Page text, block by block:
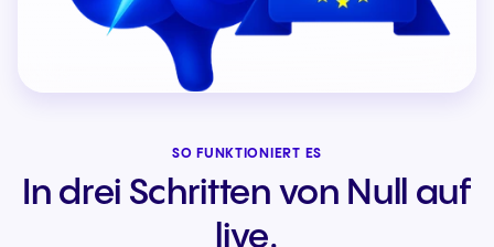
SO FUNKTIONIERT ES
In drei Schritten von Null auf
live.